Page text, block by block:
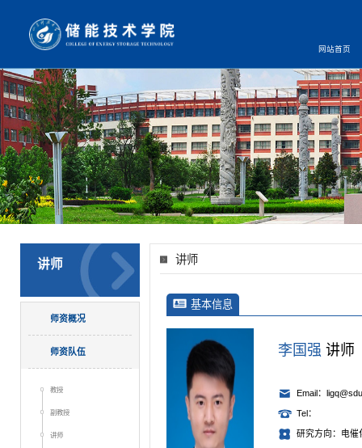
网站首页
讲师
师资概况
师资队伍
教授
副教授
讲师
讲师
基本信息
李国强 讲师
Email：
Tel：
研究方向：电催